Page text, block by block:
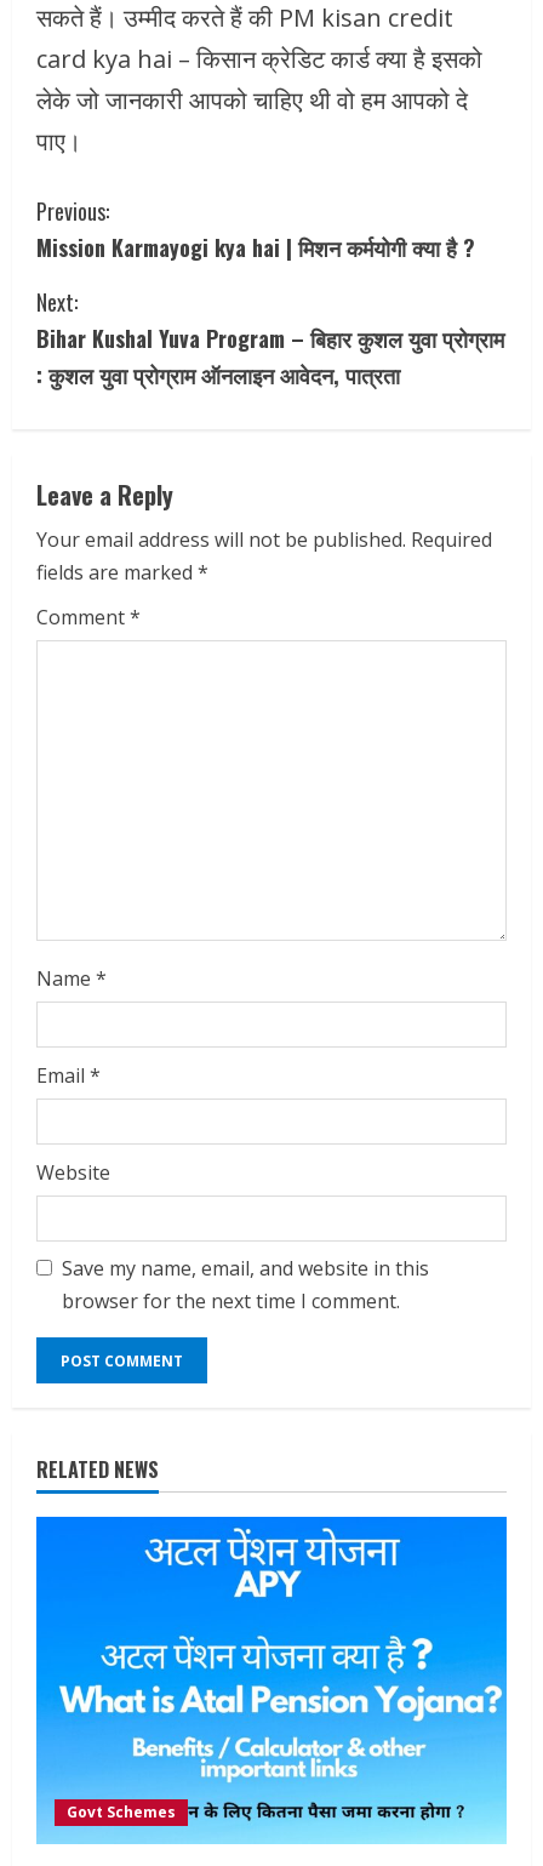
सकते हैं। उम्मीद करते हैं की PM kisan credit
card kya hai – किसान क्रेडिट कार्ड क्या है इसको
लेके जो जानकारी आपको चाहिए थी वो हम आपको दे
पाए।
C
o
n
t
n
u
e
R
g
Previous:
Mission Karmayogi kya hai | मिशन कर्मयोगी क्या है ?
Next:
Bihar Kushal Yuva Program – बिहार कुशल युवा प्रोग्राम
: कुशल युवा प्रोग्राम ऑनलाइन आवेदन, पात्रता
Leave a Reply
Your email address will not be published. Required
fields are marked *
Comment*
Name *
Email *
Website
Save my name, email, and website in this
browser for the next time I comment.
RELATED NEWS
Govt Schemes